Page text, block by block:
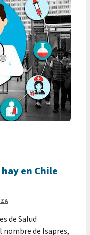
en Chile
de Salud
nombre de Isapres,